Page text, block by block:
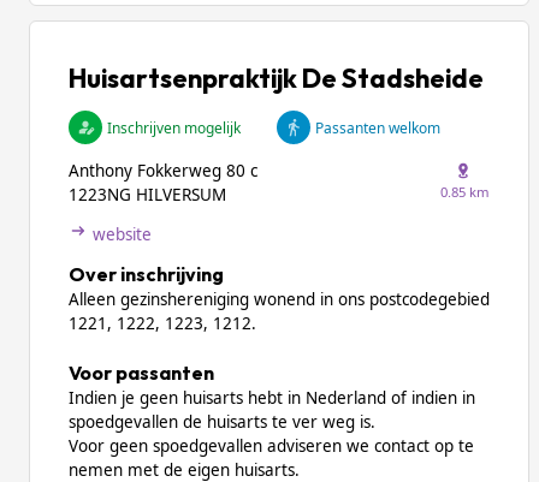
Huisartsenpraktijk De Stadsheide
Inschrijven mogelijk Passanten welkom
Anthony Fokkerweg 80 c
1223NG HILVERSUM
0.85 km
website
Over inschrijving
Alleen gezinshereniging wonend in ons postcodegebied
1221, 1222, 1223, 1212.
Voor passanten
Indien je geen huisarts hebt in Nederland of indien in
spoedgevallen de huisarts te ver weg is.
Voor geen spoedgevallen adviseren we contact op te
nemen met de eigen huisarts.